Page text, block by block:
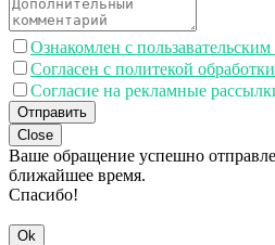
Ознакомлен с
Согласен с политекой
Согласие на рекламные
Отправить
Close
Ваше обращение успешно
ближайшее время.
Спасибо!
Ok